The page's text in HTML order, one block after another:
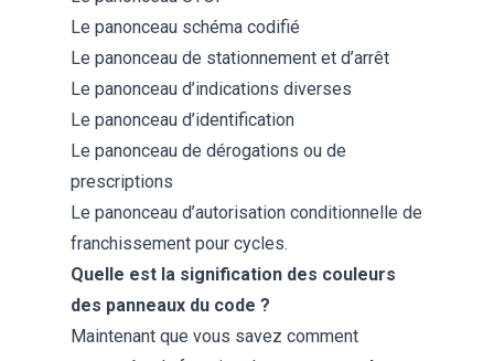
Le panonceau schéma codifié
Le panonceau de stationnement et d’arrêt
Le panonceau d’indications diverses
Le panonceau d’identification
Le panonceau de dérogations ou de
prescriptions
Le panonceau d’autorisation conditionnelle de
franchissement pour cycles.
Quelle est la signification des couleurs
des panneaux du code ?
Maintenant que vous savez comment